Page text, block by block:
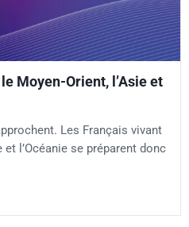
Moyen-Orient, l’Asie et
Les Français vivant
et l’Océanie se préparent donc